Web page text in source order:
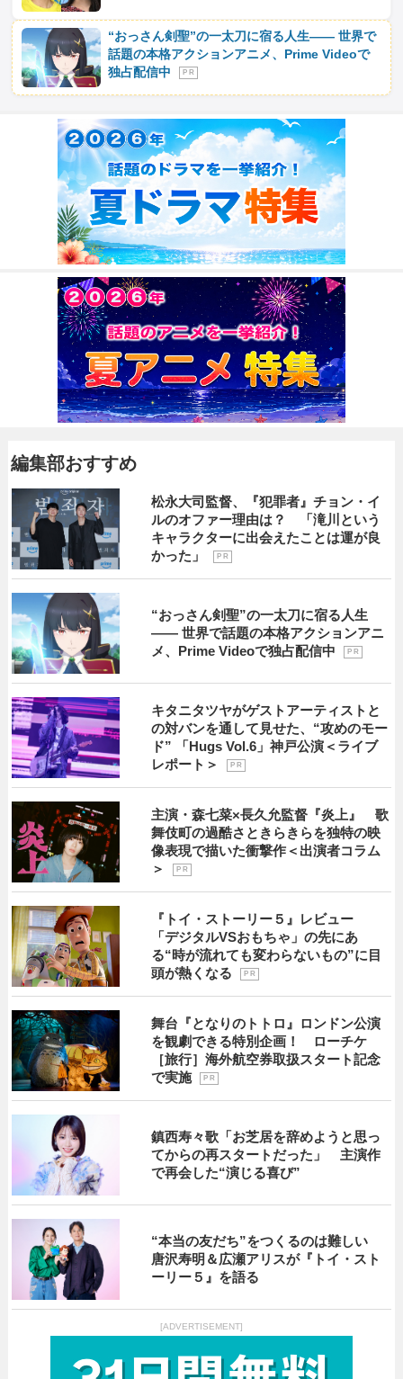
“おっさん剣聖”の一太刀に宿る人生―― 世界で
話題の本格アクションアニメ、Prime Videoで
独占配信中
P R
編集部おすすめ
松永大司監督、『犯罪者』チョン・イ
ルのオファー理由は？ 「滝川という
キャラクターに出会えたことは運が良
かった」
P R
“おっさん剣聖”の一太刀に宿る人生
―― 世界で話題の本格アクションアニ
メ、Prime Videoで独占配信中
P R
キタニタツヤがゲストアーティストと
の対バンを通して見せた、“攻めのモー
ド” 「Hugs Vol.6」神戸公演＜ライブ
レポート＞
P R
主演・森七菜×長久允監督『炎上』 歌
舞伎町の過酷さときらきらを独特の映
像表現で描いた衝撃作＜出演者コラム
＞
P R
『トイ・ストーリー５』レビュー
「デジタルVSおもちゃ」の先にあ
る“時が流れても変わらないもの”に目
頭が熱くなる
P R
舞台『となりのトトロ』ロンドン公演
を観劇できる特別企画！ ローチケ
［旅行］海外航空券取扱スタート記念
で実施
P R
鎮西寿々歌「お芝居を辞めようと思っ
てからの再スタートだった」 主演作
で再会した“演じる喜び”
“本当の友だち”をつくるのは難しい
唐沢寿明＆広瀬アリスが『トイ・スト
ーリー５』を語る
[ADVERTISEMENT]